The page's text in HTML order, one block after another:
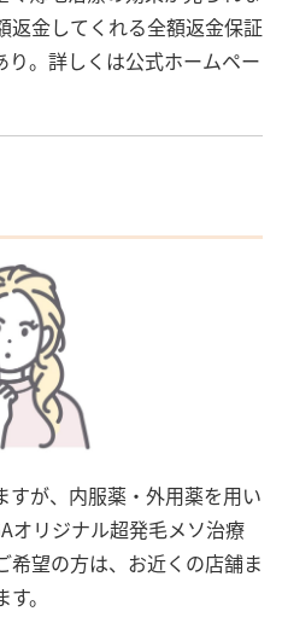
返金してくれる全額返金保証
。詳しくは公式ホームペー
すが、内服薬・外用薬を用い
オリジナル超発毛メソ治療
希望の方は、お近くの店舗ま
。